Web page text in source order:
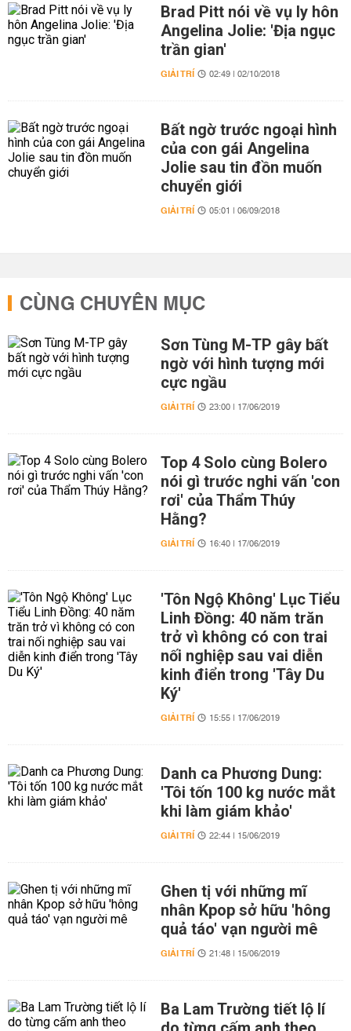
Brad Pitt nói về vụ ly hôn
Angelina Jolie: 'Địa ngục
trần gian'
GIẢI TRÍ 02:49 | 02/10/2018
Bất ngờ trước ngoại hình
của con gái Angelina
Jolie sau tin đồn muốn
chuyển giới
GIẢI TRÍ 05:01 | 06/09/2018
CÙNG CHUYÊN MỤC
Sơn Tùng M-TP gây bất
ngờ với hình tượng mới
cực ngầu
GIẢI TRÍ 23:00 | 17/06/2019
Top 4 Solo cùng Bolero
nói gì trước nghi vấn 'con
rơi' của Thẩm Thúy
Hằng?
GIẢI TRÍ 16:40 | 17/06/2019
'Tôn Ngộ Không' Lục Tiểu
Linh Đồng: 40 năm trăn
trở vì không có con trai
nối nghiệp sau vai diễn
kinh điển trong 'Tây Du
Ký'
GIẢI TRÍ 15:55 | 17/06/2019
Danh ca Phương Dung:
'Tôi tốn 100 kg nước mắt
khi làm giám khảo'
GIẢI TRÍ 22:44 | 15/06/2019
Ghen tị với những mĩ
nhân Kpop sở hữu 'hông
quả táo' vạn người mê
GIẢI TRÍ 21:48 | 15/06/2019
Ba Lam Trường tiết lộ lí